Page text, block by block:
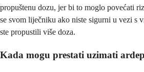
propuštenu dozu, jer bi to moglo povećati
se svom liječniku ako niste sigurni u vezi s
ste propustili više doza.
Kada mogu prestati uzimati